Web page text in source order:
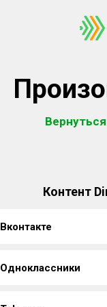
Контент
Вконтакте
Одноклассники